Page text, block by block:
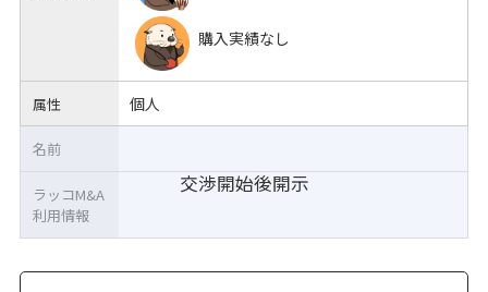
購入実績なし
属性 個人
交渉開始後開示
名前
ラッコM&A
利用情報